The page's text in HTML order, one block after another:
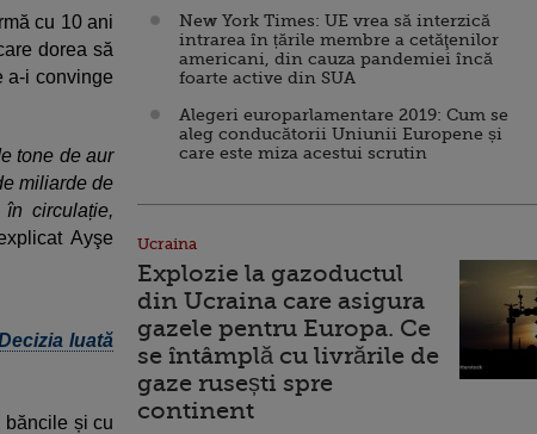
cu 10 ani
dorea să
a-i convinge
tone de aur
miliarde de
circulație,
Ayşe
luată
băncile și cu
New York Times: UE vrea să interzică
intrarea în țările membre a cetăţenilor
americani, din cauza pandemiei încă
foarte active din SUA
Alegeri europarlamentare 2019: Cum se
aleg conducătorii Uniunii Europene și
care este miza acestui scrutin
Ucraina
Explozie la gazoductul
din Ucraina care asigura
gazele pentru Europa. Ce
se întâmplă cu livrările de
gaze rusești spre
continent